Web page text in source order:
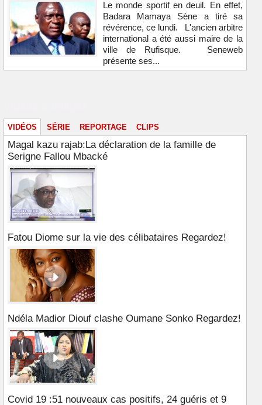
Le monde sportif en deuil. En effet,
Badara Mamaya Sène a tiré sa
révérence, ce lundi. L'ancien arbitre
international a été aussi maire de la
ville de Rufisque. Seneweb
présente ses...
VIDÉOS SÉRIE REPORTAGE CLIPS
Magal kazu rajab:La déclaration de la famille de
Serigne Fallou Mbacké
Fatou Diome sur la vie des célibataires Regardez!
Ndéla Madior Diouf clashe Oumane Sonko Regardez!
Covid 19 :51 nouveaux cas positifs, 24 guéris et 9